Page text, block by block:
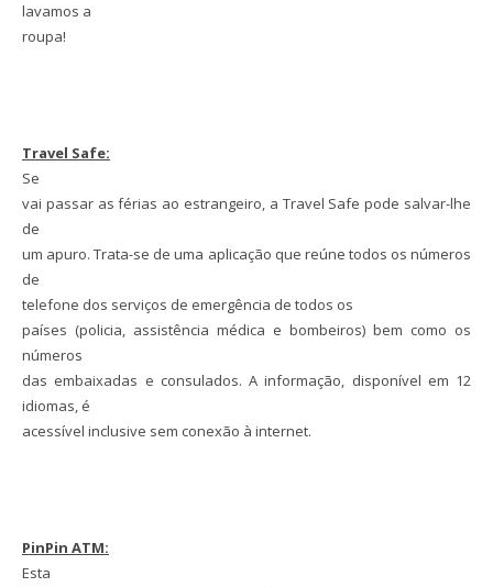
lavamos a
roupa!
Travel Safe:
Se
vai passar as férias ao estrangeiro, a Travel Safe pode salvar-lhe
de
um apuro. Trata-se de uma aplicação que reúne todos os números
de
telefone dos serviços de emergência de todos os
países (policia, assistência médica e bombeiros) bem como os
números
das embaixadas e consulados. A informação, disponível em 12
idiomas, é
acessível inclusive sem conexão à internet.
PinPin ATM:
Esta